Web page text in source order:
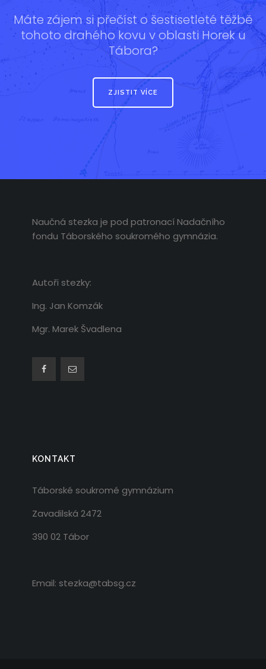
Máte zájem si přečíst o šestisetleté těžbě
tohoto drahého kovu v oblasti Horek u
Tábora?
ZJISTIT VÍCE
Naučná stezka je pod patronací Nadačního
fondu Táborského soukromého gymnázia.
Autoři stezky:
Ing. Jan Komzák
Mgr. Marek Švadlena
KONTAKT
Táborské soukromé gymnázium
Zavadilská 2472
390 02 Tábor
Email: stezka@tabsg.cz